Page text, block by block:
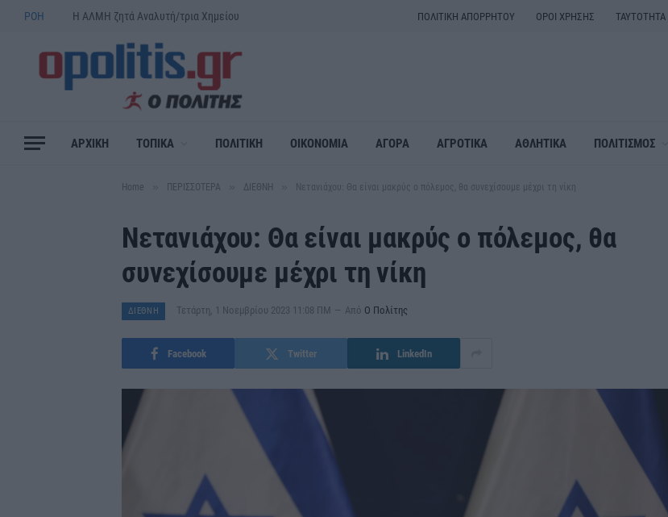
ΡΟΗ Η ΑΛΜΗ ζητά Αναλυτή/τρια Χημείου ΠΟΛΙΤΙΚΗ ΑΠΟΡΡΗΤΟΥ ΟΡΟΙ ΧΡΗΣΗΣ ΤΑΥΤΟΤΗΤΑ
ΑΡΧΙΚΗ ΤΟΠΙΚΑ ΠΟΛΙΤΙΚΗ ΟΙΚΟΝΟΜΙΑ ΑΓΟΡΑ ΑΓΡΟΤΙΚΑ ΑΘΛΗΤΙΚΑ ΠΟΛΙΤΙΣΜΟΣ
Home ΠΕΡΙΣΣΟΤΕΡΑ ΔΙΕΘΝΗ Νετανιάχου: Θα είναι μακρύς ο πόλεμος, θα συνεχίσουμε μέχρι τη νίκη
Νετανιάχου: Θα είναι μακρύς ο πόλεμος, θα
συνεχίσουμε μέχρι τη νίκη
ΔΙΕΘΝΗ Τετάρτη, 1 Νοεμβρίου 2023 11:08 ΠΜ Από Ο Πολίτης
Facebook Twitter LinkedIn